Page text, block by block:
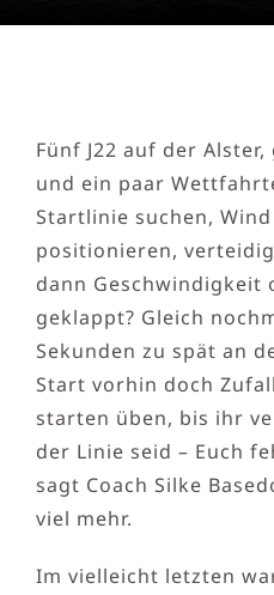
Fünf J22 auf der
und ein paar
Startlinie suchen,
positionieren,
dann Geschwindigkeit
geklappt? Gleich
Sekunden zu spät an
Start vorhin doch
starten üben, bis ihr
der Linie seid – Euch
sagt Coach Silke
viel mehr.
Im vielleicht letzten